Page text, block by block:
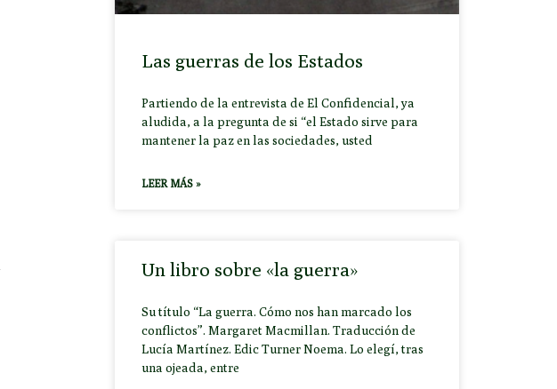
Las guerras de los Estados
Partiendo de la entrevista de El Confidencial, ya
aludida, a la pregunta de si “el Estado sirve para
mantener la paz en las sociedades, usted
LEER MÁS »
Un libro sobre «la guerra»
Su título “La guerra. Cómo nos han marcado los
conflictos”. Margaret Macmillan. Traducción de
Lucía Martínez. Edic Turner Noema. Lo elegí, tras
una ojeada, entre